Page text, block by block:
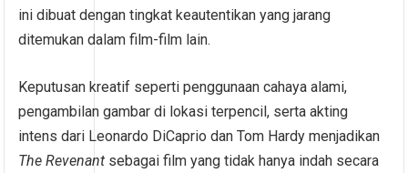
ini dibuat dengan tingkat keautentikan yang jarang
ditemukan dalam film-film lain.
Keputusan kreatif seperti penggunaan cahaya alami,
pengambilan gambar di lokasi terpencil, serta akting
intens dari Leonardo DiCaprio dan Tom Hardy menjadikan
The Revenant sebagai film yang tidak hanya indah secara